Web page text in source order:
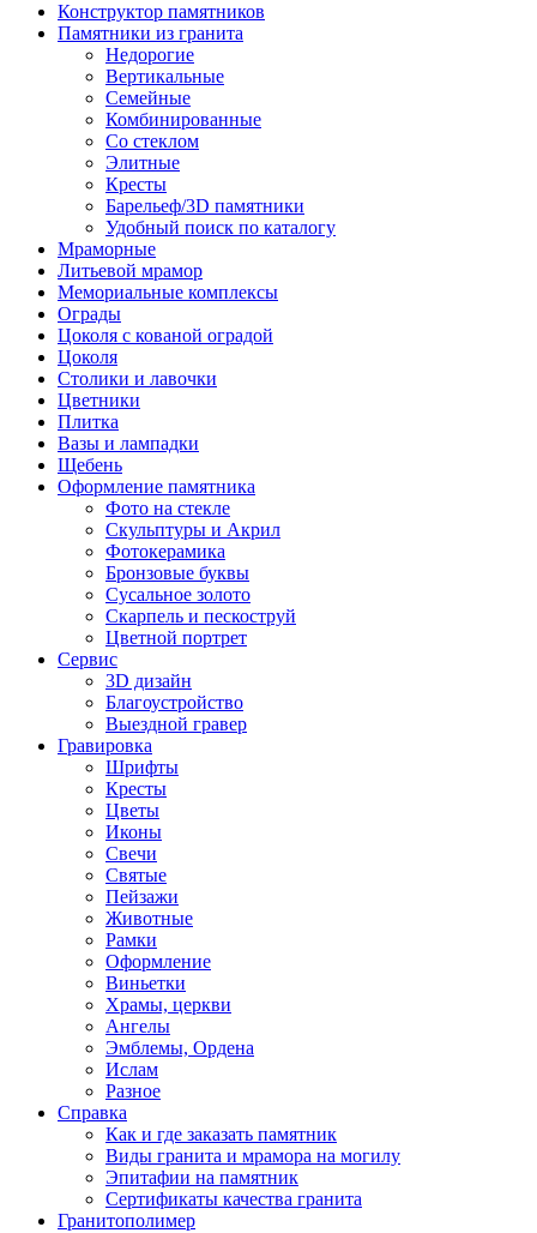
Конструктор памятников
Памятники из гранита
Недорогие
Вертикальные
Семейные
Комбинированные
Со стеклом
Элитные
Кресты
Барельеф/3D памятники
Удобный поиск по каталогу
Мраморные
Литьевой мрамор
Мемориальные комплексы
Ограды
Цоколя с кованой оградой
Цоколя
Столики и лавочки
Цветники
Плитка
Вазы и лампадки
Щебень
Оформление памятника
Фото на стекле
Скульптуры и Акрил
Фотокерамика
Бронзовые буквы
Сусальное золото
Скарпель и пескоструй
Цветной портрет
Сервис
3D дизайн
Благоустройство
Выездной гравер
Гравировка
Шрифты
Кресты
Цветы
Иконы
Свечи
Святые
Пейзажи
Животные
Рамки
Оформление
Виньетки
Храмы, церкви
Ангелы
Эмблемы, Ордена
Ислам
Разное
Справка
Как и где заказать памятник
Виды гранита и мрамора на могилу
Эпитафии на памятник
Сертификаты качества гранита
Гранитополимер